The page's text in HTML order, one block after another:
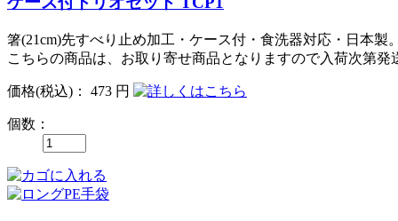
箸(21cm)先すべり止め加工・ケース付・食洗器対応・日本製。
こちらの商品は、お取り寄せ商品となりますので入荷次第発
価格(税込) ： 473 円
個数：